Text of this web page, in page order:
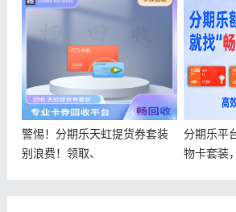
警惕！分期乐天虹提货券套装
别浪费！领取、
分期乐平
物卡套装